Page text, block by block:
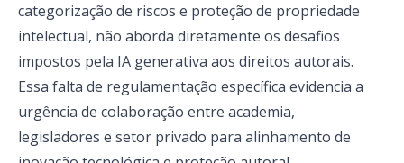
categorização de riscos e proteção de propriedade
intelectual, não aborda diretamente os desafios
impostos pela IA generativa aos direitos autorais.
Essa falta de regulamentação específica evidencia a
urgência de colaboração entre academia,
legisladores e setor privado para alinhamento de